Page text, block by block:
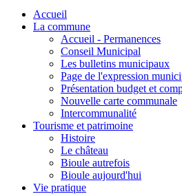
Accueil
La commune
Accueil - Permanences
Conseil Municipal
Les bulletins municipaux
Page de l'expression
Présentation budget et
Nouvelle carte communale
Intercommunalité
Tourisme et patrimoine
Histoire
Le château
Bioule autrefois
Bioule aujourd'hui
Vie pratique